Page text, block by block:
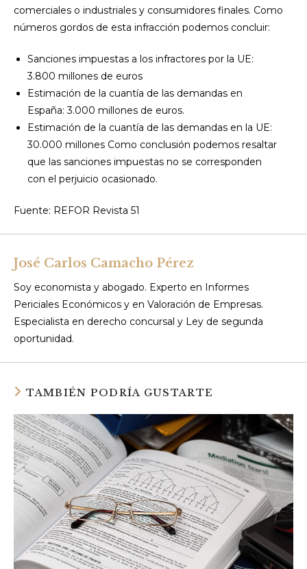
comerciales o industriales y consumidores finales. Como
números gordos de esta infracción podemos concluir:
Sanciones impuestas a los infractores por la UE:
3.800 millones de euros
Estimación de la cuantía de las demandas en
España: 3.000 millones de euros.
Estimación de la cuantía de las demandas en la UE:
30.000 millones Como conclusión podemos resaltar
que las sanciones impuestas no se corresponden
con el perjuicio ocasionado.
Fuente: REFOR Revista 51
José Carlos Camacho Pérez
Soy economista y abogado. Experto en Informes
Periciales Económicos y en Valoración de Empresas.
Especialista en derecho concursal y Ley de segunda
oportunidad.
TAMBIÉN PODRÍA GUSTARTE